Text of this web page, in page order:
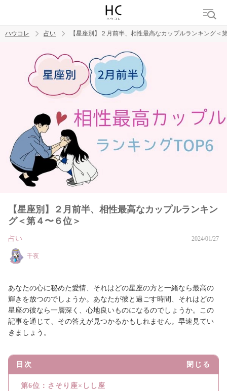
トレンド ワード
ハウコレ 占い 【星座別】２月前半、相性最高なカップルランキング＜
【星座別】２月前半、相性最高なカップルランキン
グ＜第４〜６位＞
占い 2024/01/27
千夜
あなたの心に秘めた愛情、それはどの星座の方と一緒なら最高の
輝きを放つのでしょうか。あなたが彼と過ごす時間、それはどの
星座の彼なら一層深く、心地良いものになるのでしょうか。この
記事を通じて、その答えが見つかるかもしれません。早速見てい
きましょう。
目次 閉じる
第6位：さそり座×しし座